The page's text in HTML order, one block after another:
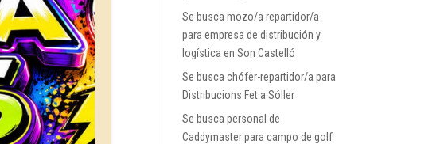
Se busca mozo/a repartidor/a
para empresa de distribución y
logística en Son Castelló
Se busca chófer-repartidor/a para
Distribucions Fet a Sóller
Se busca personal de
Caddymaster para campo de golf